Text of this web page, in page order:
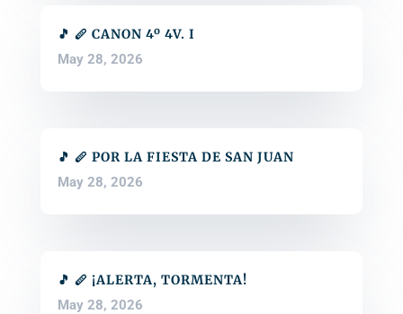
🎵 🪈 CANON 4º 4V. I
May 28, 2026
🎵 🪈 POR LA FIESTA DE SAN JUAN
May 28, 2026
🎵 🪈 ¡ALERTA, TORMENTA!
May 28, 2026